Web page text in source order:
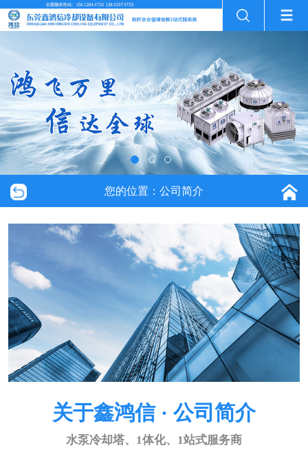
您的位置：公司简介
关于鑫鸿信 · 公司简介
水泵冷却塔、1体化、1站式服务商